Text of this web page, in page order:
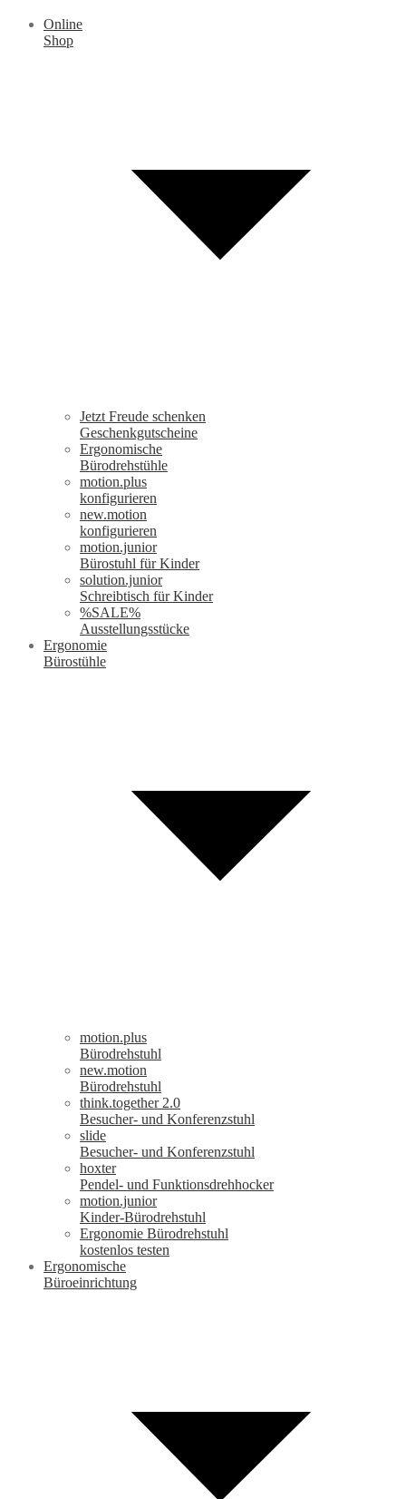
Online
Shop
Jetzt Freude schenken
Geschenkgutscheine
Ergonomische
Bürodrehstühle
motion.plus
konfigurieren
new.motion
konfigurieren
motion.junior
Bürostuhl für Kinder
solution.junior
Schreibtisch für Kinder
%SALE%
Ausstellungsstücke
Ergonomie
Bürostühle
motion.plus
Bürodrehstuhl
new.motion
Bürodrehstuhl
think.together 2.0
Besucher- und Konferenzstuhl
slide
Besucher- und Konferenzstuhl
hoxter
Pendel- und Funktionsdrehhocker
motion.junior
Kinder-Bürodrehstuhl
Ergonomie Bürodrehstuhl
kostenlos testen
Ergonomische
Büroeinrichtung